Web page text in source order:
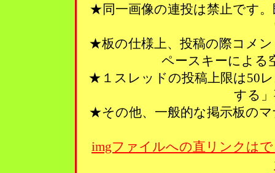
★同一画像の連投は禁止です
★板の仕様上、投稿の際コメ
ペースキーによる
★１スレッドの投稿上限は50
する
★その他、一般的な掲示板の
imgファイルへの直リンクは